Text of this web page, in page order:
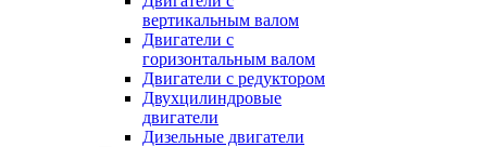
вертикальным валом
Двигатели с
горизонтальным валом
Двигатели с редуктором
Двухцилиндровые
двигатели
Дизельные двигатели